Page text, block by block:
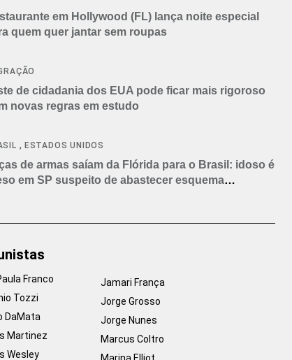
em Hollywood (FL) lança noite especial
quem quer jantar sem roupas
de cidadania dos EUA pode ficar mais rigoroso
novas regras em estudo
, ESTADOS UNIDOS
de armas saíam da Flórida para o Brasil: idoso é
em SP suspeito de abastecer esquema
Franco
Tozzi
DaMata
Martinez
Wesley
Jamari França
Jorge Grosso
Jorge Nunes
Marcus Coltro